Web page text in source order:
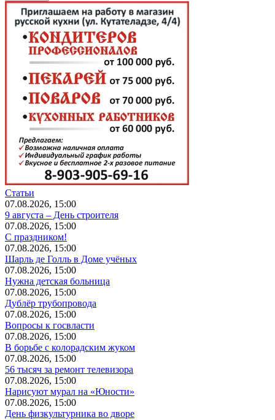
Статьи
07.08.2026, 15:00
9 августа – День строителя
07.08.2026, 15:00
С праздником!
07.08.2026, 15:00
Шарль де Голль в Доме учёных
07.08.2026, 15:00
Нужна детская больница
07.08.2026, 15:00
Дублёр трубопровода
07.08.2026, 15:00
Вопросы к госвласти
07.08.2026, 15:00
В борьбе с колорадским жуком
07.08.2026, 15:00
56 тысяч за ремонт телевизора
07.08.2026, 15:00
Нарисуют мурал на «Юности»
07.08.2026, 15:00
День физкультурника во дворе